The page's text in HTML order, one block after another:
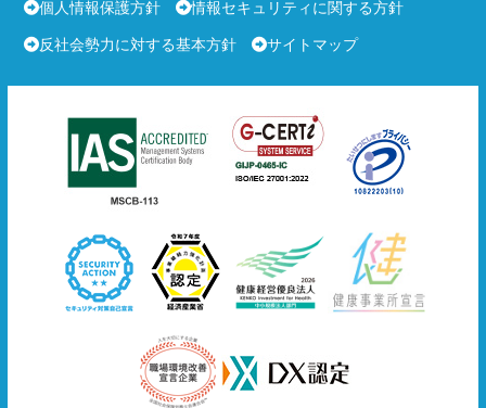
個人情報保護方針 情報セキュリティに関する方針
反社会勢力に対する基本方針 サイトマップ